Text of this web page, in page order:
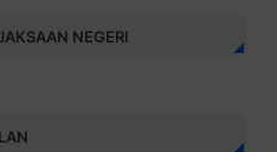
NEGERI